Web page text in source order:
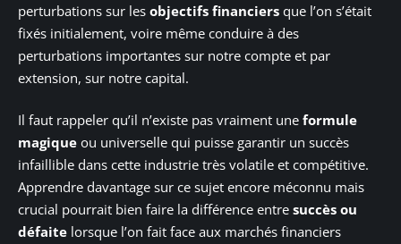
perturbations sur les objectifs financiers que l’on s’était
fixés initialement, voire même conduire à des
perturbations importantes sur notre compte et par
extension, sur notre capital.
Il faut rappeler qu’il n’existe pas vraiment une formule
magique ou universelle qui puisse garantir un succès
infaillible dans cette industrie très volatile et compétitive.
Apprendre davantage sur ce sujet encore méconnu mais
crucial pourrait bien faire la différence entre succès ou
défaite lorsque l’on fait face aux marchés financiers